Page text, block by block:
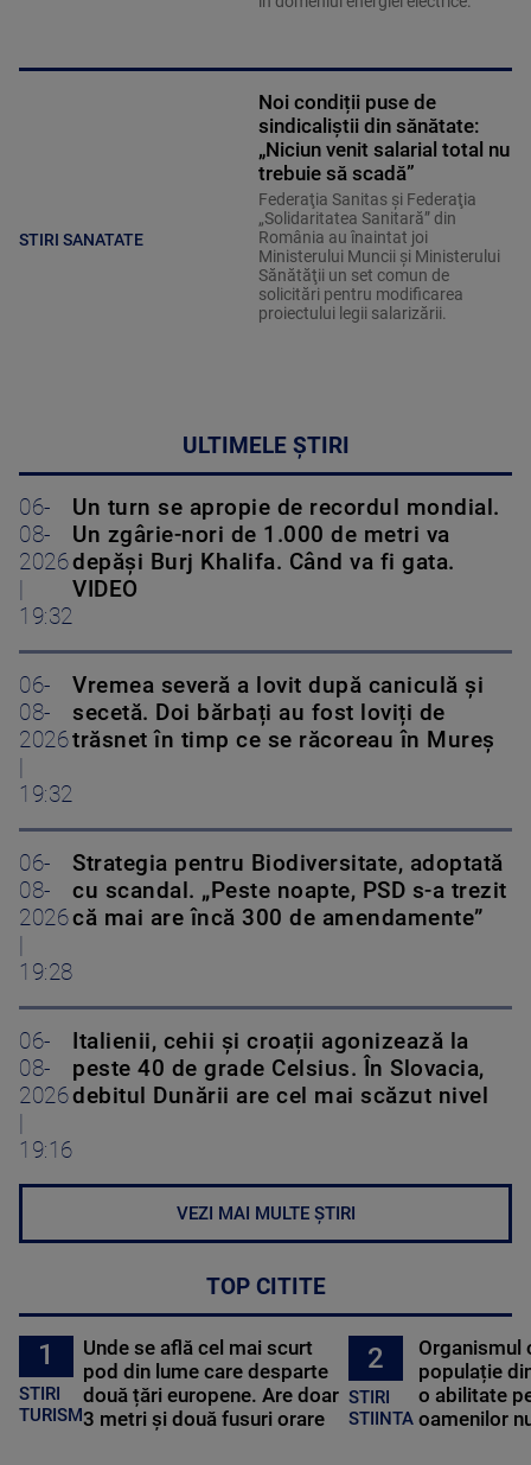
STIRI SANATATE
Noi condiții puse de
sindicaliștii din sănătate:
„Niciun venit salarial total nu
trebuie să scadă”
Federaţia Sanitas şi Federaţia
„Solidaritatea Sanitară” din
România au înaintat joi
Ministerului Muncii şi Ministerului
Sănătăţii un set comun de
solicitări pentru modificarea
proiectului legii salarizării.
ULTIMELE ȘTIRI
06-
08-
2026
19:32
Un turn se apropie de recordul mondial.
Un zgârie-nori de 1.000 de metri va
depăși Burj Khalifa. Când va fi gata.
VIDEO
06-
08-
2026
19:32
Vremea severă a lovit după caniculă și
secetă. Doi bărbați au fost loviți de
trăsnet în timp ce se răcoreau în Mureș
06-
08-
2026
19:28
Strategia pentru Biodiversitate, adoptată
cu scandal. „Peste noapte, PSD s-a trezit
că mai are încă 300 de amendamente”
06-
08-
2026
19:16
Italienii, cehii și croații agonizează la
peste 40 de grade Celsius. În Slovacia,
debitul Dunării are cel mai scăzut nivel
VEZI MAI MULTE ȘTIRI
TOP CITITE
1
STIRI
TURISM
Unde se află cel mai scurt
pod din lume care desparte
două țări europene. Are doar
3 metri și două fusuri orare
2
STIRI
STIINTA
Organismul
populație
o abilitate
oamenilor